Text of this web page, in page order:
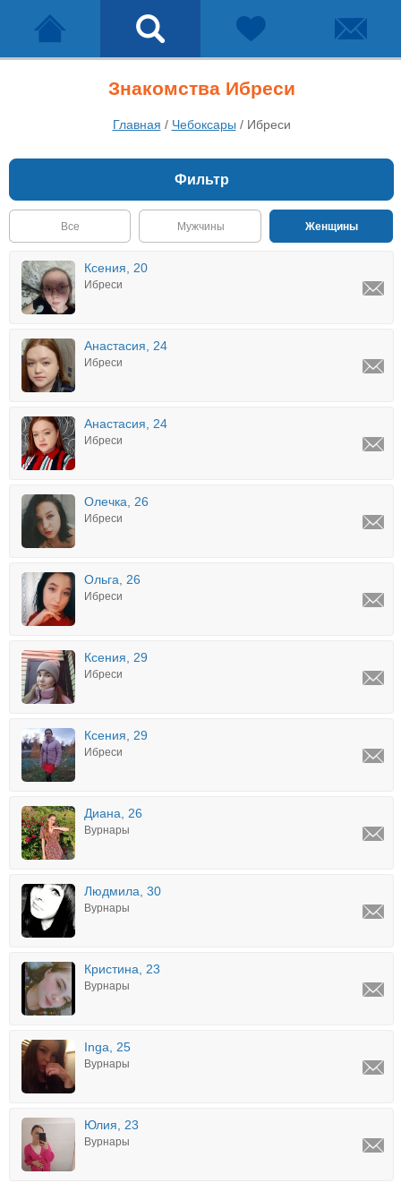
Знакомства Ибреси
Главная / Чебоксары / Ибреси
Фильтр
Все Мужчины Женщины
Ксения, 20
Ибреси
Анастасия, 24
Ибреси
Анастасия, 24
Ибреси
Олечка, 26
Ибреси
Ольга, 26
Ибреси
Ксения, 29
Ибреси
Ксения, 29
Ибреси
Диана, 26
Вурнары
Людмила, 30
Вурнары
Кристина, 23
Вурнары
Inga, 25
Вурнары
Юлия, 23
Вурнары